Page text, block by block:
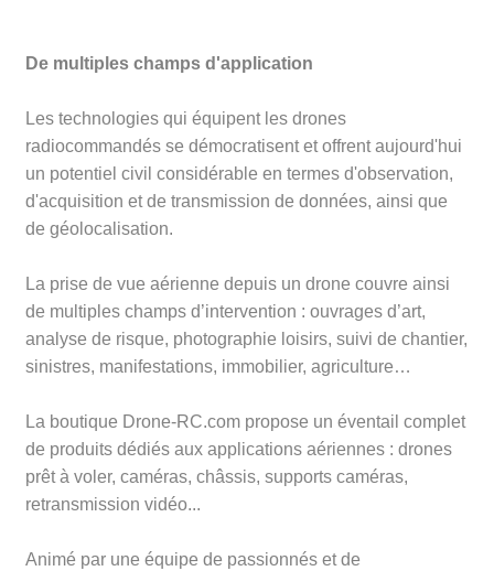
De multiples champs d'application
Les technologies qui équipent les drones
radiocommandés se démocratisent et offrent aujourd'hui
un potentiel civil considérable en termes d'observation,
d'acquisition et de transmission de données, ainsi que
de géolocalisation.
La prise de vue aérienne depuis un drone couvre ainsi
de multiples champs d’intervention : ouvrages d’art,
analyse de risque, photographie loisirs, suivi de chantier,
sinistres, manifestations, immobilier, agriculture…
La boutique Drone-RC.com propose un éventail complet
de produits dédiés aux applications aériennes : drones
prêt à voler, caméras, châssis, supports caméras,
retransmission vidéo...
Animé par une équipe de passionnés et de